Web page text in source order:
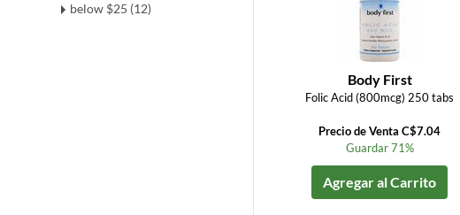
below $25 (12)
Body First
Folic Acid (800mcg) 250 tabs
Precio de Venta C$7.04
Guardar 71%
Agregar al Carrito